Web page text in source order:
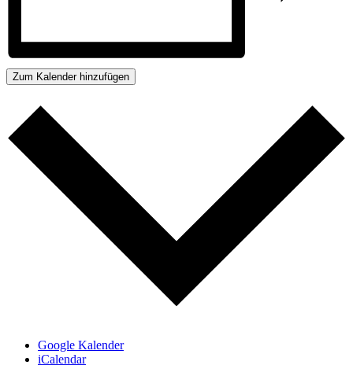
Zum Kalender hinzufügen
Google Kalender
iCalendar